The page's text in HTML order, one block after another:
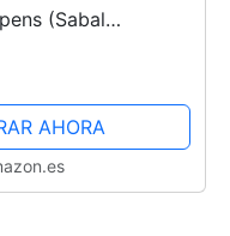
(Sabal
Licopeno
AHORA